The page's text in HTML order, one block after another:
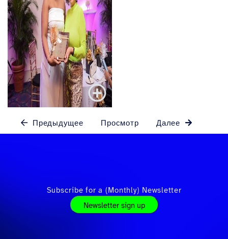
Предыдущее Просмотр Далее
Subscribe for a (Monthly) Newsletter
Newsletter sign up